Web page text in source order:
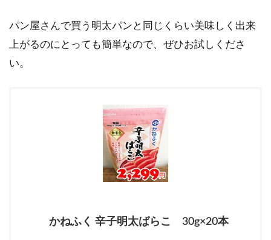
パン屋さんで買う明太パンと同じくらい美味しく出来
上がるのにとっても簡単なので、ぜひお試しくださ
い。
かねふく 辛子明太ばらこ 30g×20本